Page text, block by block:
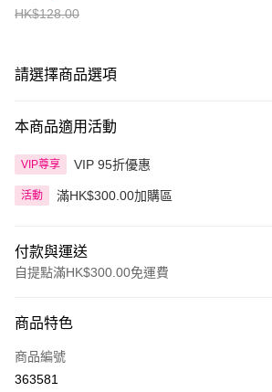
HK$128.00
請選擇商品選項
本商品適用活動
VIP尊享 VIP 95折優惠
活動 滿HK$300.00加購區
付款與運送
自提點滿HK$300.00免運費
信用卡
Apple Pay
商品特色
商品編號
363581